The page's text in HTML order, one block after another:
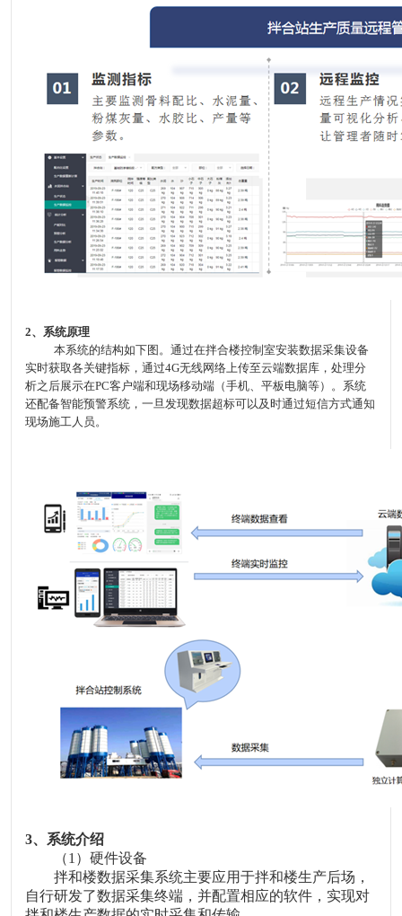
2、系统原理
本系统的结构如下图。通过在拌合楼控制室安装数据采集设备
实时获取各关键指标，通过4G无线网络上传至云端数据库，处理分
析之后展示在PC客户端和现场移动端（手机、平板电脑等）。系统
还配备智能预警系统，一旦发现数据超标可以及时通过短信方式通知
现场施工人员。
3、系统介绍
（1 ） 硬件设备
拌和楼数据采集系统主要应用于拌和楼生产后场，
自行研发了数据采集终端，并配置相应的软件，实现对